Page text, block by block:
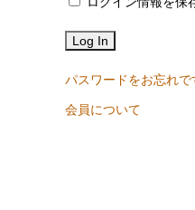
パスワードをお忘れで
会員について